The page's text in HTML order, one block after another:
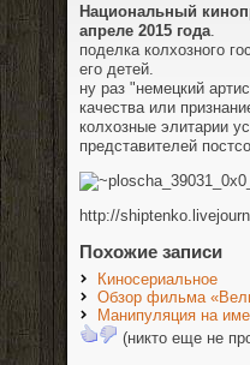
Национальный
апреле 2015 года
поделка колхозного
его детей.
ну раз "немецкий
качества или
колхозные элитарии
представителей
http://
Похожие записи
Киносериальное
Обзор фильма
Манипуляция на
(никто еще не